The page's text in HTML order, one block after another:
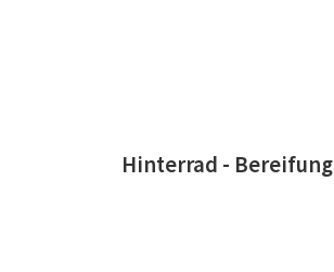
Hinterrad - Bereifung